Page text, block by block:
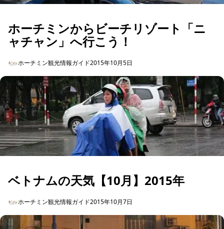
ホーチミンからビーチリゾート「ニ
ャチャン」へ行こう！
ホーチミン観光情報ガイド2015年10月5日
ベトナムの天気【10月】2015年
ホーチミン観光情報ガイド2015年10月7日